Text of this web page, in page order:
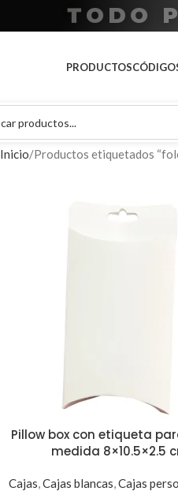
T O D O P
PRODUCTOS
Inicio Productos etiquetados
Pillow box con etiqueta
medida 8×10.5×2.5
Cajas,Cajas blancas,Cajas